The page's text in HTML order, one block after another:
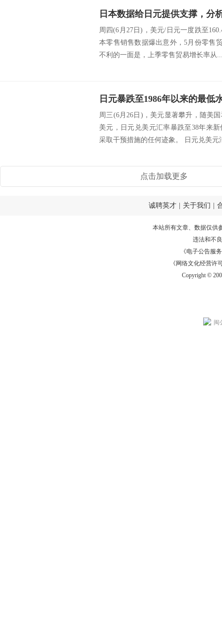
周四(6月27日)，美元/日元一度跌至
本零售销售数据爆出意外，5月份零售
不利的一面是，上季零售贸易增长率从
周三(6月26日)，美元显著攀升，随美
美元，日元兑美元汇率暴跌至38年来
采取干预措施的任何迹象。 日元兑美元
点击加载更多
诚聘英才 关于我们
本站所有文章、数据仅供
违法和不
《电子公告服务
《网络文化经营许
Copyright ©
闽